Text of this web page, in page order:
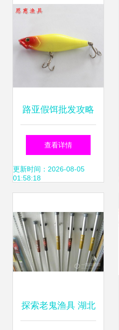
路亚假饵批发攻略
巨帝亚酷马水蛭饵
与仿生硬饵实用解
查看详情
更新时间：2026-08-05
01:58:18
探索老鬼渔具 湖北